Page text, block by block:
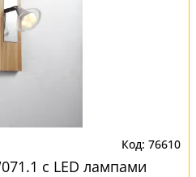
76610
с LED лампами